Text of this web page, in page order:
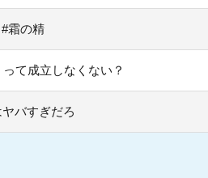
霜の精
て成立しなくない？
バすぎだろ